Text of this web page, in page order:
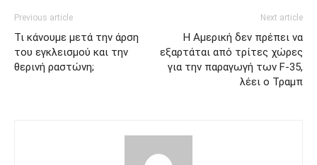
Previous article
Τι κάνουμε μετά την άρση
του εγκλεισμού και την
θερινή ραστώνη;
Next article
Η Αμερική δεν πρέπει να
εξαρτάται από τρίτες χώρες
για την παραγωγή των F-35,
λέει ο Τραμπ